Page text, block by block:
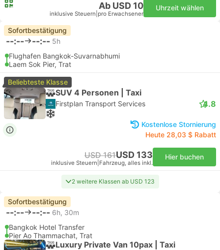
Ab USD 10
inklusive Steuern pro Erwachsener
Uhrzeit wählen
Sofortbestätigung
--:-- --:-- 5h
Flughafen Bangkok-Suvarnabhumi
Laem Sok Pier, Trat
Beliebteste Klasse
SUV 4 Personen | Taxi
Firstplan Transport Services 4.8
Kostenlose Stornierung
Heute 28,03 $ Rabatt
USD 161USD 133
inklusive Steuern Fahrzeug, alles inkl.
Hier buchen
2 weitere Klassen ab USD 123
Sofortbestätigung
--:-- --:-- 6h, 30m
Bangkok Hotel Transfer
Pier Ao Thammachat, Trat
Luxury Private Van 10pax | Taxi